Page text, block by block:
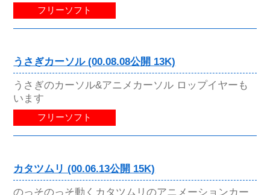
フリーソフト
うさぎカーソル (00.08.08公開 13K)
うさぎのカーソル&アニメカーソル ロップイヤーも
います
フリーソフト
カタツムリ (00.06.13公開 15K)
のっそのっそ動くカタツムリのアニメーションカー